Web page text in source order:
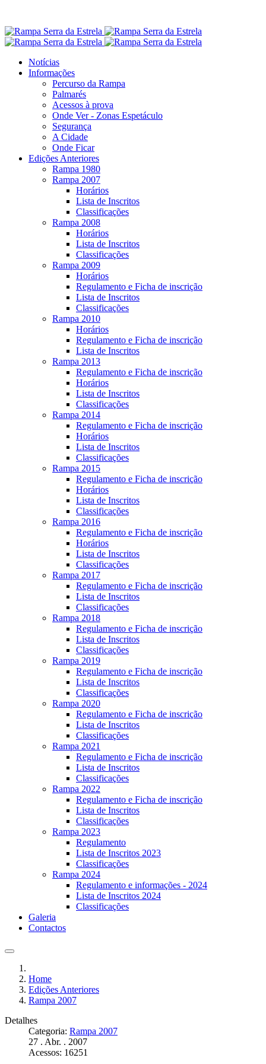
Notícias
Informações
Percurso da Rampa
Palmarés
Acessos à prova
Onde Ver - Zonas Espetáculo
Segurança
A Cidade
Onde Ficar
Edições Anteriores
Rampa 1980
Rampa 2007
Horários
Lista de Inscritos
Classificações
Rampa 2008
Horários
Lista de Inscritos
Classificações
Rampa 2009
Horários
Regulamento e Ficha de inscrição
Lista de Inscritos
Classificações
Rampa 2010
Horários
Regulamento e Ficha de inscrição
Lista de Inscritos
Rampa 2013
Regulamento e Ficha de inscrição
Horários
Lista de Inscritos
Classificações
Rampa 2014
Regulamento e Ficha de inscrição
Horários
Lista de Inscritos
Classificações
Rampa 2015
Regulamento e Ficha de inscrição
Horários
Lista de Inscritos
Classificações
Rampa 2016
Regulamento e Ficha de inscrição
Horários
Lista de Inscritos
Classificações
Rampa 2017
Regulamento e Ficha de inscrição
Lista de Inscritos
Classificações
Rampa 2018
Regulamento e Ficha de inscrição
Lista de Inscritos
Classificações
Rampa 2019
Regulamento e Ficha de inscrição
Lista de Inscritos
Classificações
Rampa 2020
Regulamento e Ficha de inscrição
Lista de Inscritos
Classificações
Rampa 2021
Regulamento e Ficha de inscrição
Lista de Inscritos
Classificações
Rampa 2022
Regulamento e Ficha de inscrição
Lista de Inscritos
Classificações
Rampa 2023
Regulamento
Lista de Inscritos 2023
Classificações
Rampa 2024
Regulamento e informações - 2024
Lista de Inscritos 2024
Classificações
Galeria
Contactos
Home
Edições Anteriores
Rampa 2007
Detalhes
Categoria: Rampa 2007
27 . Abr. . 2007
Acessos: 16251